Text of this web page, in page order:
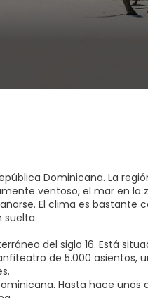
Dominicana. La
ventoso, el mar en la
El clima es bastante
suelta.
del siglo 16. Está
de 5.000 asientos,
Hasta hace